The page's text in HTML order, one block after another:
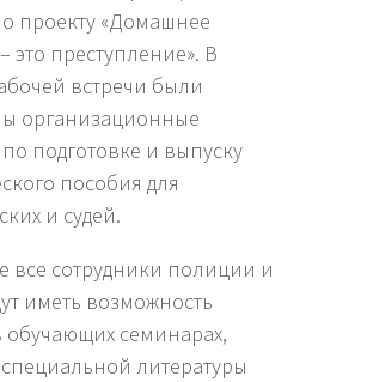
проекту «Домашнее
это преступление». В
встречи были
организационные
подготовке и выпуску
пособия для
и судей.
все сотрудники полиции и
иметь возможность
обучающих семинарах,
литературы